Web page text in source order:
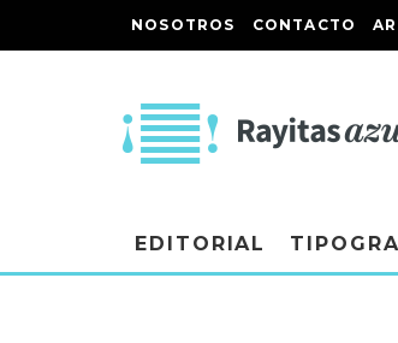
NOSOTROS CONTACTO
EDITORIAL